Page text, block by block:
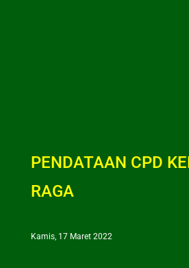
PENDATAAN CPD
RAGA
Kamis, 17 Maret 2022